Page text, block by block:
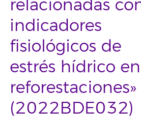
relacionadas
indicadores
fisiológicos de
estrés hídrico en
reforestaciones»
(2022BDE032)